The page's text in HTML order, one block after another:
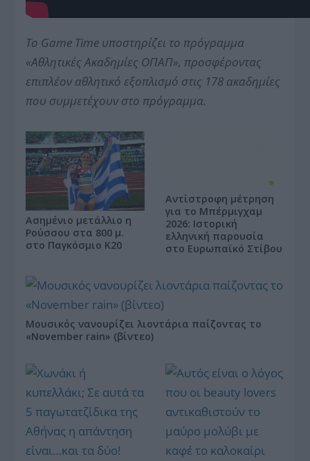
Το Game Time υποστηρίζει το πρόγραμμα
«Αθλητικές Ακαδημίες ΟΠΑΠ», προσφέροντας
επιπλέον αθλητικό εξοπλισμό στις 178 ακαδημίες
που συμμετέχουν στο πρόγραμμα.
Ασημένιο μετάλλιο η
Ρούσσου στα 800 μ.
στο Παγκόσμιο Κ20
Αντίστροφη μέτρηση
για το Μπέρμιγχαμ
2026: Ιστορική
ελληνική παρουσία
στο Ευρωπαϊκό Στίβου
Μουσικός νανουρίζει λιοντάρια παίζοντας το
«November rain» (βίντεο)